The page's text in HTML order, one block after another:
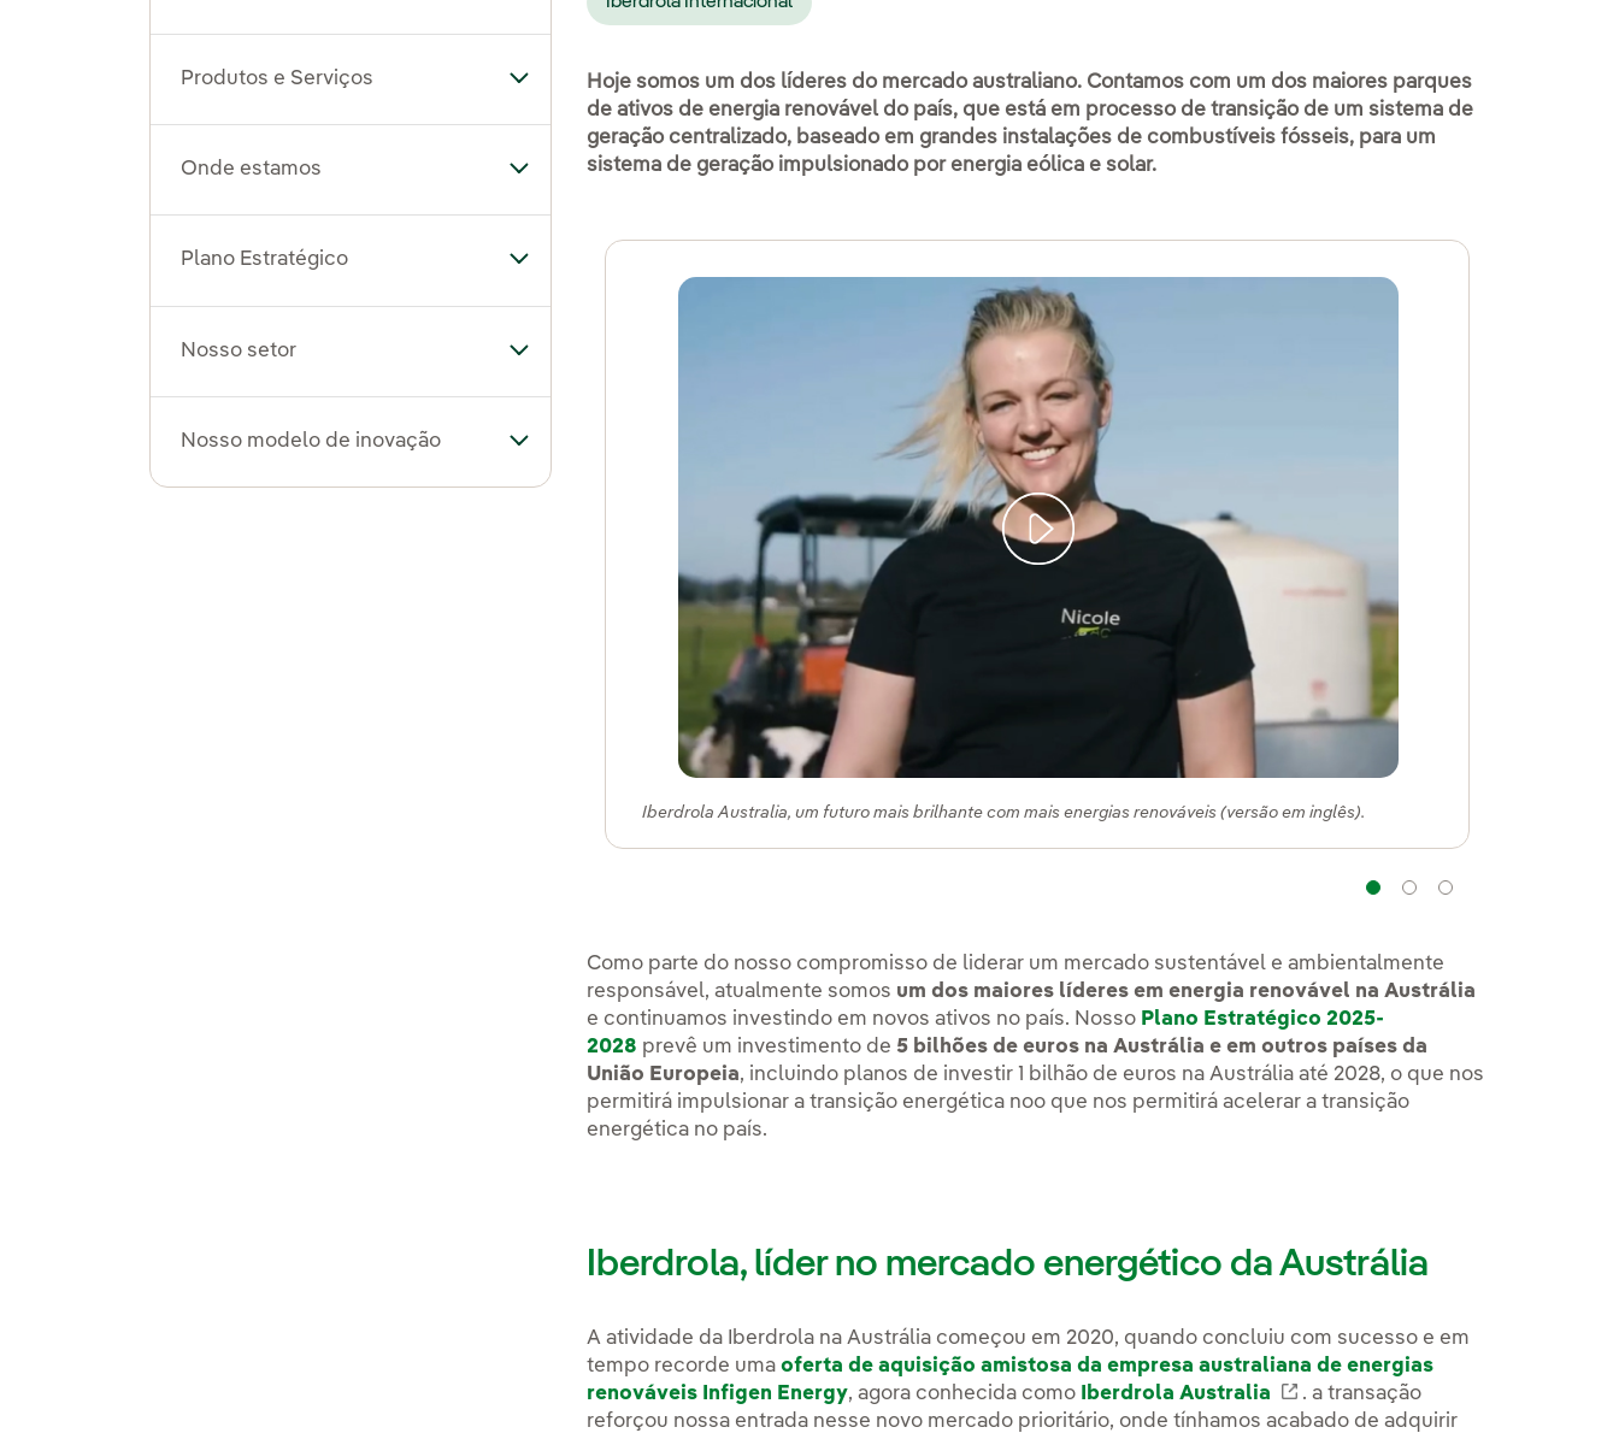
Produtos e Serviços Alternar submenu de Produtos e Serviços
Onde estamos Alternar submenu de Onde estamos
Plano Estratégico Alternar submenu de Plano Estratégico
Nosso setor Alternar submenu de Nosso setor
Nosso modelo de inovação Alternar submenu de Nosso modelo de inovação
Hoje somos um dos líderes do mercado australiano. Contamos com um dos maiores parques
de ativos de energia renovável do país, que está em processo de transição de um sistema de
geração centralizado, baseado em grandes instalações de combustíveis fósseis, para um
sistema de geração impulsionado por energia eólica e solar.
Iberdrola Australia, um futuro mais brilhante com mais energias renováveis (versão em inglês).
Navegação
Como parte do nosso compromisso de liderar um mercado sustentável e ambientalmente
responsável, atualmente somos um dos maiores líderes em energia renovável na Austrália
e continuamos investindo em novos ativos no país. Nosso Plano Estratégico 2025-
2028 prevê um investimento de 5 bilhões de euros na Austrália e em outros países da
União Europeia, incluindo planos de investir 1 bilhão de euros na Austrália até 2028, o que nos
permitirá impulsionar a transição energética noo que nos permitirá acelerar a transição
energética no país.
Iberdrola, líder no mercado energético da Austrália
A atividade da Iberdrola na Austrália começou em 2020, quando concluiu com sucesso e em
tempo recorde umaoferta de aquisição amistosa da empresa australiana de energias
renováveis Infigen Energy, agora conhecida como Iberdrola Australia Enlace externo, se abre en
. a transação
reforçou nossa entrada nesse novo mercado prioritário, onde tínhamos acabado de adquirir